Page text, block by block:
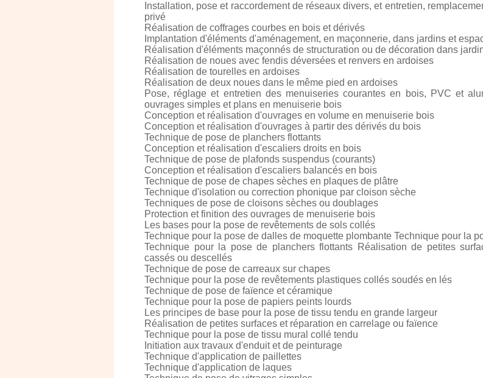
Installation, pose et raccordement de réseaux divers, et entretien,
privé
Réalisation de coffrages courbes en bois et dérivés
Implantation d'éléments d'aménagement, en maçonnerie, dans jardins et
Réalisation d'éléments maçonnés de structuration ou de décoration dans
Réalisation de noues avec fendis déversées et renvers en ardoises
Réalisation de tourelles en ardoises
Réalisation de deux noues dans le même pied en ardoises
Pose, réglage et entretien des menuiseries courantes en bois, PVC et
ouvrages simples et plans en menuiserie bois
Conception et réalisation d'ouvrages en volume en menuiserie bois
Conception et réalisation d'ouvrages à partir des dérivés du bois
Technique de pose de planchers flottants
Conception et réalisation d'escaliers droits en bois
Technique de pose de plafonds suspendus (courants)
Conception et réalisation d'escaliers balancés en bois
Technique de pose de chapes sèches en plaques de plâtre
Technique d'isolation ou correction phonique par cloison sèche
Techniques de pose de cloisons sèches ou doublages
Protection et finition des ouvrages de menuiserie bois
Les bases pour la pose de revêtements de sols collés
Technique pour la pose de dalles de moquette plombante Technique pour la
Technique pour la pose de planchers flottants Réalisation de petites
cassés ou descellés
Technique de pose de carreaux sur chapes
Technique pour la pose de revêtements plastiques collés soudés en lés
Technique de pose de faïence et céramique
Technique pour la pose de papiers peints lourds
Les principes de base pour la pose de tissu tendu en grande largeur
Réalisation de petites surfaces et réparation en carrelage ou faïence
Technique pour la pose de tissu mural collé tendu
Initiation aux travaux d'enduit et de peinturage
Technique d'application de paillettes
Technique d'application de laques